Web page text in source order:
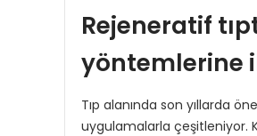
Rejeneratif
yöntemlerine
Tıp alanında son yıllarda
uygulamalarla çeşitleniyor.